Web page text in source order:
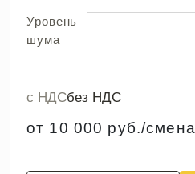
Уровень
шума
с НДСбез НДС
от 10 000 руб./смена